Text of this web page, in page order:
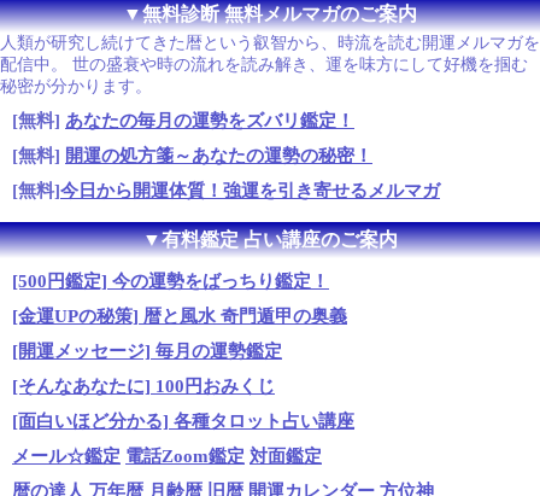
▼無料診断 無料メルマガのご案内
人類が研究し続けてきた暦という叡智から、時流を読む開運メルマガを
配信中。 世の盛衰や時の流れを読み解き、運を味方にして好機を掴む
秘密が分かります。
[無料] あなたの毎月の運勢をズバリ鑑定！
[無料] 開運の処方箋～あなたの運勢の秘密！
[無料]今日から開運体質！強運を引き寄せるメルマガ
▼有料鑑定 占い講座のご案内
[500円鑑定] 今の運勢をばっちり鑑定！
[金運UPの秘策] 暦と風水 奇門遁甲の奥義
[開運メッセージ] 毎月の運勢鑑定
[そんなあなたに] 100円おみくじ
[面白いほど分かる] 各種タロット占い講座
メール☆鑑定 電話Zoom鑑定 対面鑑定
暦の達人 万年暦 月齢暦 旧暦 開運カレンダー 方位神